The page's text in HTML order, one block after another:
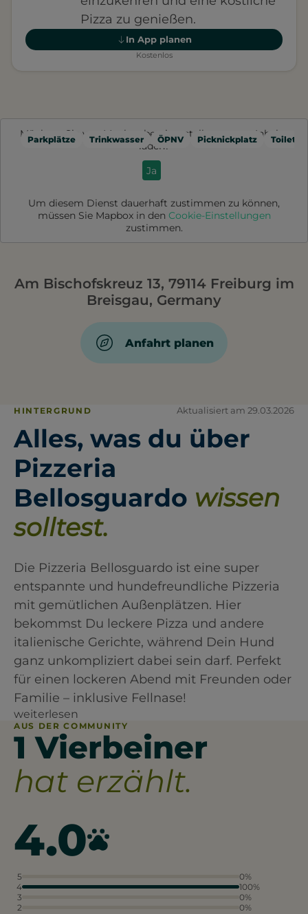
Pizza zu genießen.
In App planen
Kostenlos
Parkplätze Trinkwasser ÖPNV Picknickplatz
Möchten Sie von Mapbox
bereitgestellte externe Inhalte
laden?
Ja
Um diesem Dienst dauerhaft zustimmen zu können,
müssen Sie Mapboxin den Cookie-Einstellungen
zustimmen.
Am Bischofskreuz 13, 79114 Freiburg im
Breisgau, Germany
Anfahrt planen
HINTERGRUND Aktualisiert am 29.03.2026
Alles, was du über
Pizzeria
Bellosguardo wissen
solltest.
Die Pizzeria Bellosguardo ist eine super
entspannte und hundefreundliche Pizzeria
mit gemütlichen Außenplätzen. Hier
bekommst Du leckere Pizza und andere
italienische Gerichte, während Dein Hund
ganz unkompliziert dabei sein darf. Perfekt
für einen lockeren Abend mit Freunden oder
Familie – inklusive Fellnase!
weiterlesen
AUS DER COMMUNITY
1 Vierbeiner
hat erzählt.
4.0
5
0%
4
100%
3
0%
2
0%